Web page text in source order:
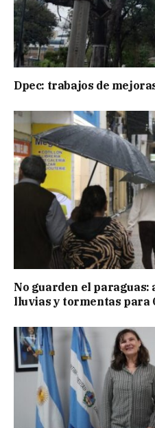
Dpec: trabajos de
No guarden el
lluvias y tormentas para